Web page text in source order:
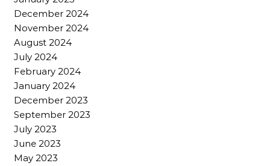
December 2024
November 2024
August 2024
July 2024
February 2024
January 2024
December 2023
September 2023
July 2023
June 2023
May 2023